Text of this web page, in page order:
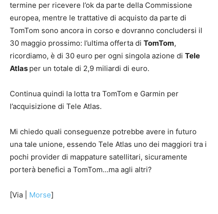
termine per ricevere l’ok da parte della Commissione
europea, mentre le trattative di acquisto da parte di
TomTom sono ancora in corso e dovranno concludersi il
30 maggio prossimo: l’ultima offerta di TomTom,
ricordiamo, è di 30 euro per ogni singola azione di Tele
Atlas per un totale di 2,9 miliardi di euro.
Continua quindi la lotta tra TomTom e Garmin per
l’acquisizione di Tele Atlas.
Mi chiedo quali conseguenze potrebbe avere in futuro
una tale unione, essendo Tele Atlas uno dei maggiori tra i
pochi provider di mappature satellitari, sicuramente
porterà benefici a TomTom…ma agli altri?
[Via | Morse]